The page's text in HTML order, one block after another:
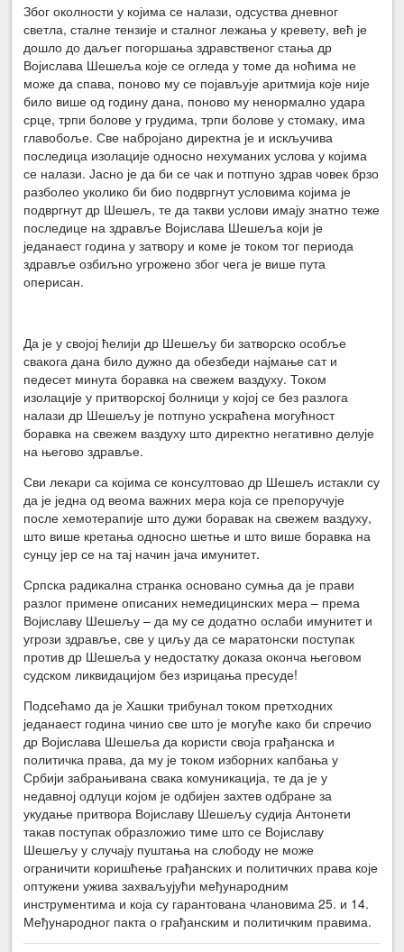
Због околности у којима се налази, одсуства дневног
светла, сталне тензије и сталног лежања у кревету, већ је
дошло до даљег погоршања здравственог стања др
Војислава Шешеља које се огледа у томе да ноћима не
може да спава, поново му се појављује аритмија које није
било више од годину дана, поново му ненормално удара
срце, трпи болове у грудима, трпи болове у стомаку, има
главобоље. Све набројано директна је и искључива
последица изолације односно нехуманих услова у којима
се налази. Јасно је да би се чак и потпуно здрав човек брзо
разболео уколико би био подвргнут условима којима је
подвргнут др Шешељ, те да такви услови имају знатно теже
последице на здравље Војислава Шешеља који је
једанаест година у затвору и коме је током тог периода
здравље озбиљно угрожено због чега је више пута
оперисан.
Да је у својој ћелији др Шешељу би затворско особље
свакога дана било дужно да обезбеди најмање сат и
педесет минута боравка на свежем ваздуху. Током
изолације у притворској болници у којој се без разлога
налази др Шешељу је потпуно ускраћена могућност
боравка на свежем ваздуху што директно негативно делује
на његово здравље.
Сви лекари са којима се консултовао др Шешељ истакли су
да је једна од веома важних мера која се препоручује
после хемотерапије што дужи боравак на свежем ваздуху,
што више кретања односно шетње и што више боравка на
сунцу јер се на тај начин јача имунитет.
Српска радикална странка основано сумња да је прави
разлог примене описаних немедицинских мера – према
Војиславу Шешељу – да му се додатно ослаби имунитет и
угрози здравље, све у циљу да се маратонски поступак
против др Шешеља у недостатку доказа оконча његовом
судском ликвидацијом без изрицања пресуде!
Подсећамо да је Хашки трибунал током претходних
једанаест година чинио све што је могуће како би спречио
др Војислава Шешеља да користи своја грађанска и
политичка права, да му је током изборних капбања у
Србији забрањивана свака комуникација, те да је у
недавној одлуци којом је одбијен захтев одбране за
укудање притвора Војиславу Шешељу судија Антонети
такав поступак образложио тиме што се Војиславу
Шешељу у случају пуштања на слободу не може
ограничити коришћење грађанских и политичких права које
оптужени ужива захваљујући међународним
инструментима и која су гарантована члановима 25. и 14.
Међународног пакта о грађанским и политичким правима.